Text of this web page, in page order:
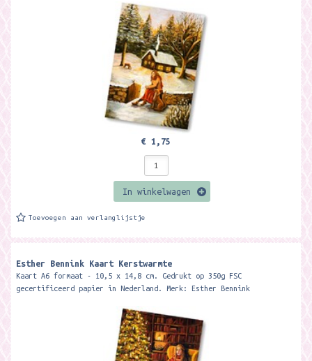
€ 1,75
In winkelwagen
Toevoegen aan verlanglijstje
Esther Bennink Kaart Kerstwarmte
Kaart A6 formaat - 10,5 x 14,8 cm. Gedrukt op 350g FSC
gecertificeerd papier in Nederland. Merk: Esther Bennink